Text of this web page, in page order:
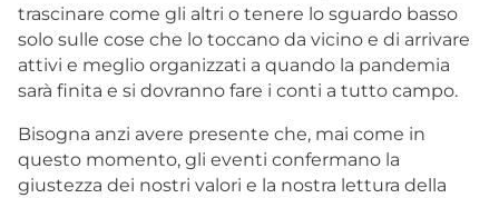
trascinare come gli altri o tenere lo sguardo basso
solo sulle cose che lo toccano da vicino e di arrivare
attivi e meglio organizzati a quando la pandemia
sarà finita e si dovranno fare i conti a tutto campo.
Bisogna anzi avere presente che, mai come in
questo momento, gli eventi confermano la
giustezza dei nostri valori e la nostra lettura della